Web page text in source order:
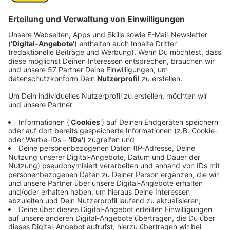
Veröffentlicht: Montag, 05.09.2022 06:15
Anzeige
Comedy
Elvis Eifel - Der Podcast: "Neuer Mieter"